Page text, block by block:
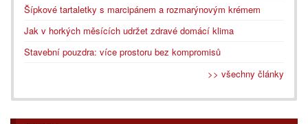
Šípkové tartaletky s marcipánem a rozmarýnovým krémem
Jak v horkých měsících udržet zdravé domácí klima
Stavební pouzdra: více prostoru bez kompromisů
>> všechny články